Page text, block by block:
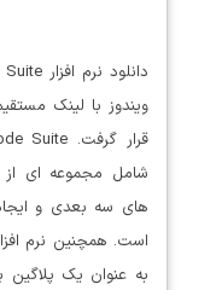
ویندوز با لینک
های سه بعدی و